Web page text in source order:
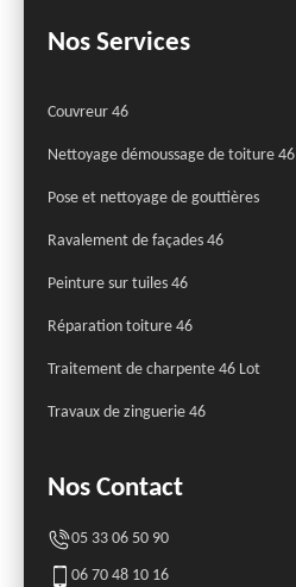
Nos Services
Couvreur 46
Nettoyage démoussage de toiture 46
Pose et nettoyage de gouttières
Ravalement de façades 46
Peinture sur tuiles 46
Réparation toiture 46
Traitement de charpente 46 Lot
Travaux de zinguerie 46
Nos Contact
05 33 06 50 90
06 70 48 10 16